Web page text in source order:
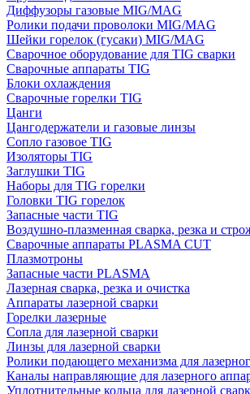
Диффузоры газовые MIG/MAG
Ролики подачи проволоки MIG/MAG
Шейки горелок (гусаки) MIG/MAG
Сварочное оборудование для TIG сварки
Сварочные аппараты TIG
Блоки охлаждения
Сварочные горелки TIG
Цанги
Цангодержатели и газовые линзы
Сопло газовое TIG
Изоляторы TIG
Заглушки TIG
Наборы для TIG горелки
Головки TIG горелок
Запасные части TIG
Воздушно-плазменная сварка, резка и
Сварочные аппараты PLASMA CUT
Плазмотроны
Запасные части PLASMA
Лазерная сварка, резка и очистка
Аппараты лазерной сварки
Горелки лазерные
Сопла для лазерной сварки
Линзы для лазерной сварки
Ролики подающего механизма для
Каналы направляющие для лазерного
Уплотнительные кольца для лазерной